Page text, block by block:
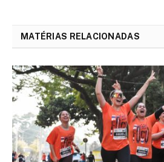
MATÉRIAS RELACIONADAS